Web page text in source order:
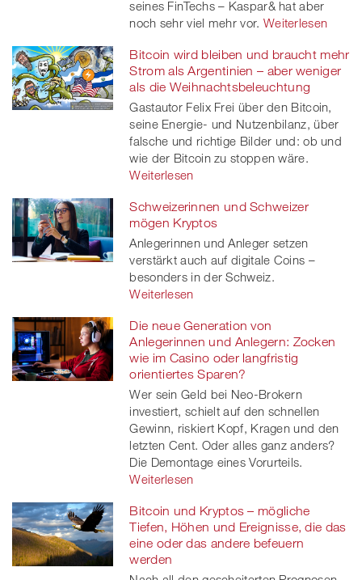
seines FinTechs – Kaspar& hat aber
noch sehr viel mehr vor. Weiterlesen
Bitcoin wird bleiben und braucht mehr
Strom als Argentinien – aber weniger
als die Weihnachtsbeleuchtung
Gastautor Felix Frei über den Bitcoin,
seine Energie- und Nutzenbilanz, über
falsche und richtige Bilder und: ob und
wie der Bitcoin zu stoppen wäre.
Weiterlesen
Schweizerinnen und Schweizer
mögen Kryptos
Anlegerinnen und Anleger setzen
verstärkt auch auf digitale Coins –
besonders in der Schweiz.
Weiterlesen
Die neue Generation von
Anlegerinnen und Anlegern: Zocken
wie im Casino oder langfristig
orientiertes Sparen?
Wer sein Geld bei Neo-Brokern
investiert, schielt auf den schnellen
Gewinn, riskiert Kopf, Kragen und den
letzten Cent. Oder alles ganz anders?
Die Demontage eines Vorurteils.
Weiterlesen
Bitcoin und Kryptos – mögliche
Tiefen, Höhen und Ereignisse, die das
eine oder das andere befeuern
werden